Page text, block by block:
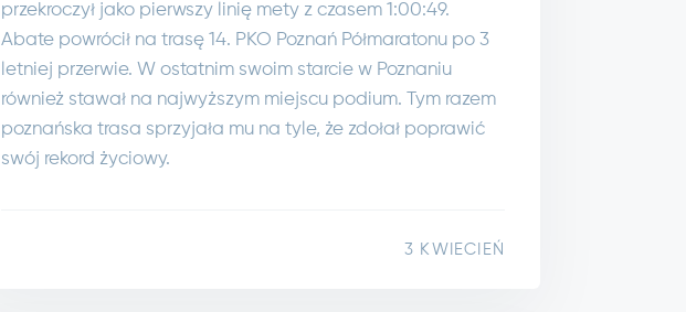
przekroczył jako pierwszy linię mety z czasem 1:00:49.
Abate powrócił na trasę 14. PKO Poznań Półmaratonu po 3
letniej przerwie. W ostatnim swoim starcie w Poznaniu
również stawał na najwyższym miejscu podium. Tym razem
poznańska trasa sprzyjała mu na tyle, że zdołał poprawić
swój rekord życiowy.
3 KWIECIEŃ